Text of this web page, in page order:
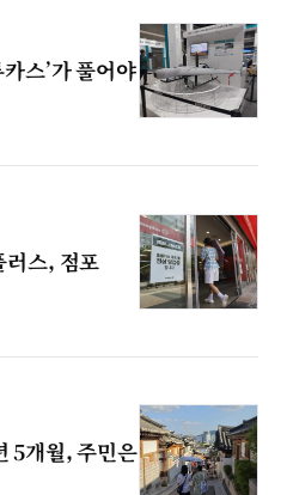
스’가 풀어야
러스, 점포
5개월, 주민은